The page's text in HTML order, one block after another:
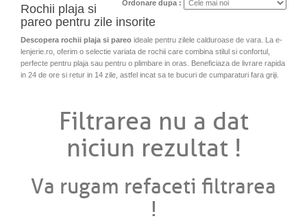
Ordonare dupa :
Rochii plaja si
pareo pentru zile insorite
Descopera rochii plaja si pareo ideale pentru zilele calduroase de vara. La e-
lenjerie.ro, oferim o selectie variata de rochii care combina stilul si confortul,
perfecte pentru plaja sau pentru o plimbare in oras. Beneficiaza de livrare rapida
in 24 de ore si retur in 14 zile, astfel incat sa te bucuri de cumparaturi fara griji.
Filtrarea nu a dat
niciun rezultat !
Va rugam refaceti filtrarea
!